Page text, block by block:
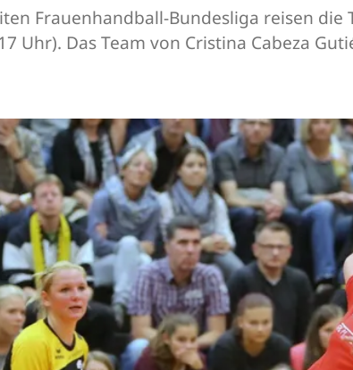
Frauenhandball-Bundesliga reisen die
Uhr). Das Team von Cristina Cabeza